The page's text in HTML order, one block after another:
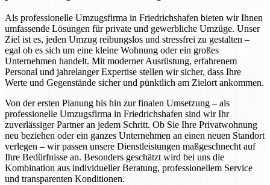
Als professionelle Umzugsfirma in Friedrichshafen bieten wir Ihnen
umfassende Lösungen für private und gewerbliche Umzüge. Unser
Ziel ist es, jeden Umzug reibungslos und stressfrei zu gestalten –
egal ob es sich um eine kleine Wohnung oder ein großes
Unternehmen handelt. Mit moderner Ausrüstung, erfahrenem
Personal und jahrelanger Expertise stellen wir sicher, dass Ihre
Werte und Gegenstände sicher und pünktlich am Zielort ankommen.
Von der ersten Planung bis hin zur finalen Umsetzung – als
professionelle Umzugsfirma in Friedrichshafen sind wir Ihr
zuverlässiger Partner an jedem Schritt. Ob Sie Ihre Privatwohnung
neu beziehen oder ein ganzes Unternehmen an einen neuen Standort
verlegen – wir passen unsere Dienstleistungen maßgeschnecht auf
Ihre Bedürfnisse an. Besonders geschätzt wird bei uns die
Kombination aus individueller Beratung, professionellem Service
und transparenten Konditionen.